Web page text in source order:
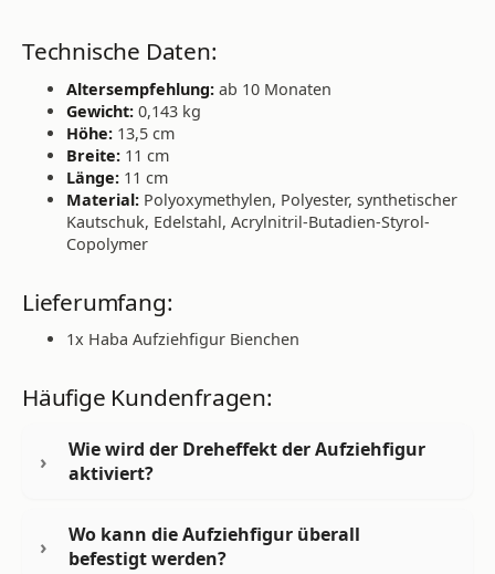
Technische Daten:
Altersempfehlung: ab 10 Monaten
Gewicht: 0,143 kg
Höhe: 13,5 cm
Breite: 11 cm
Länge: 11 cm
Material: Polyoxymethylen, Polyester, synthetischer
Kautschuk, Edelstahl, Acrylnitril-Butadien-Styrol-
Copolymer
Lieferumfang:
1x Haba Aufziehfigur Bienchen
Häufige Kundenfragen:
Wie wird der Dreheffekt der Aufziehfigur
aktiviert?
Wo kann die Aufziehfigur überall
befestigt werden?